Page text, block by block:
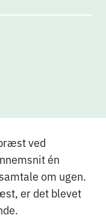
ved
én
om ugen.
er det blevet